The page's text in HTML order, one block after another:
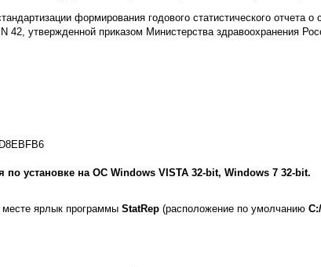
формирования годового статистического отчета
утвержденной приказом Министерства здравоохранения
по установке на ОС Windows VISTA 32-bit, Windows 7 32-bit.
ярлык программы StatRep(расположение по умолчанию